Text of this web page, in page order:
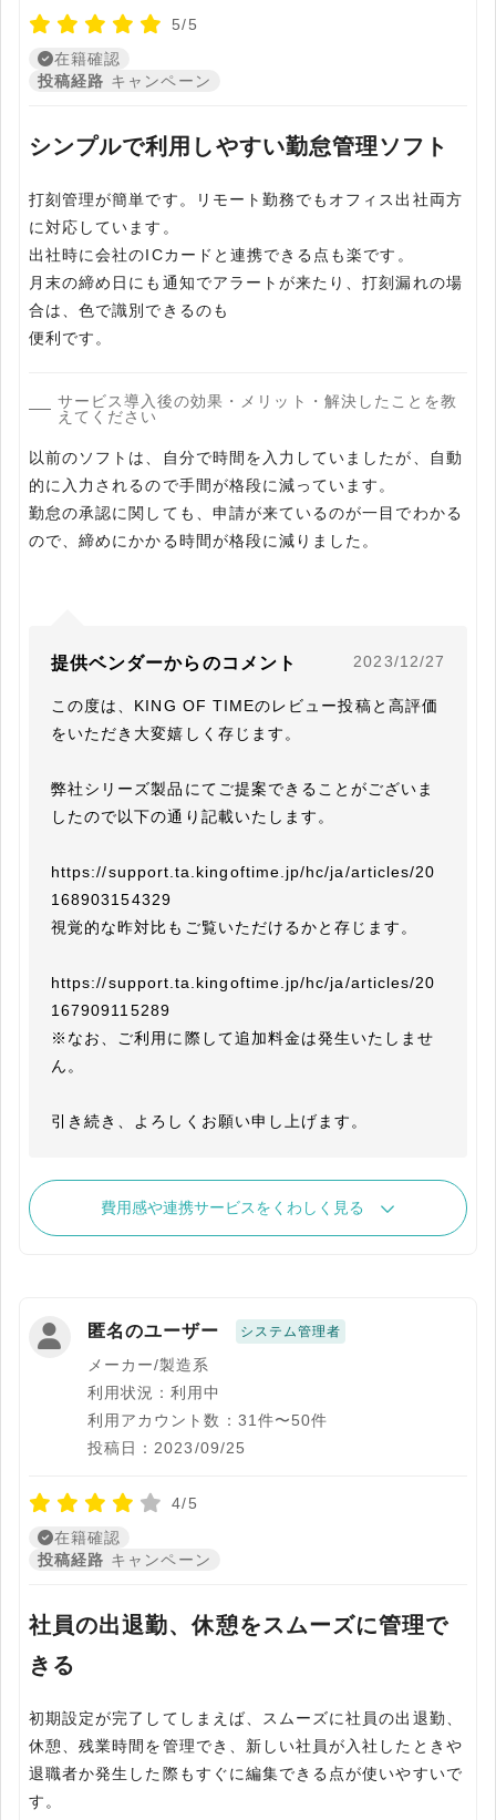
5/5
在籍確認
投稿経路 キャンペーン
シンプルで利用しやすい勤怠管理ソフト
打刻管理が簡単です。リモート勤務でもオフィス出社両方
に対応しています。
出社時に会社のICカードと連携できる点も楽です。
月末の締め日にも通知でアラートが来たり、打刻漏れの場
合は、色で識別できるのも
サービス導入後の効果・メリット・解決したことを教
えてください
以前のソフトは、自分で時間を入力していましたが、自動
的に入力されるので手間が格段に減っています。
勤怠の承認に関しても、申請が来ているのが一目でわかる
ので、締めにかかる時間が格段に減りました。
提供ベンダーからのコメント 2023/12/27
この度は、KING OF TIMEのレビュー投稿と高評価
をいただき大変嬉しく存じます。
弊社シリーズ製品にてご提案できることがございま
したので以下の通り記載いたします。
https://support.ta.kingoftime.jp/hc/ja/articles/20
168903154329
視覚的な昨対比もご覧いただけるかと存じます。
https://support.ta.kingoftime.jp/hc/ja/articles/20
167909115289
※なお、ご利用に際して追加料金は発生いたしませ
ん。
引き続き、よろしくお願い申し上げます。
費用感や連携サービスをくわしく見る
匿名のユーザー システム管理者
メーカー/製造系
利用状況：利用中
利用アカウント数：31件〜50件
投稿日：2023/09/25
4/5
在籍確認
投稿経路 キャンペーン
社員の出退勤、休憩をスムーズに管理で
きる
初期設定が完了してしまえば、スムーズに社員の出退勤、
休憩、残業時間を管理でき、新しい社員が入社したときや
退職者か発生した際もすぐに編集できる点が使いやすいで
す。